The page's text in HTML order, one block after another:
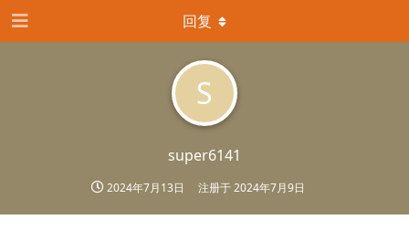
S
super6141
2024年7月13日 注册于2024年7月9日
回复